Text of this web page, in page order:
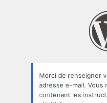
oublié
Merci de renseigner
adresse e-mail. Vous
contenant les